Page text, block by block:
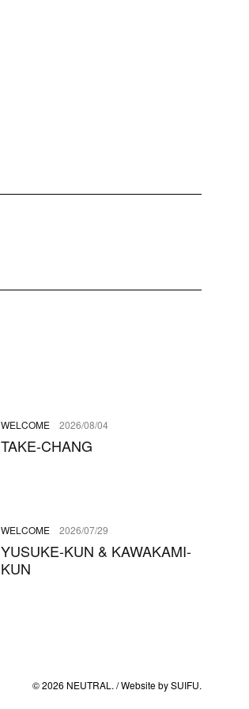
WELCOME 2026/08/04
TAKE-CHANG
WELCOME 2026/07/29
YUSUKE-KUN & KAWAKAMI-
KUN
© 2026 NEUTRAL. / Website bySUIFU.